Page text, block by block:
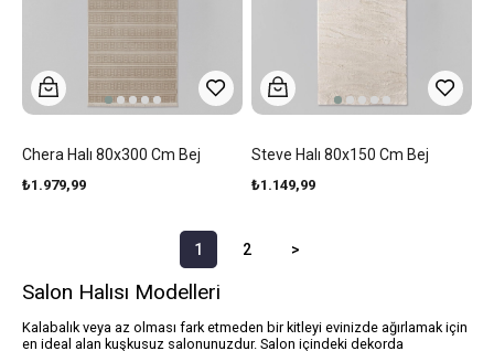
Chera Halı 80x300 Cm Bej
₺1.979,99
Steve Halı 80x150 Cm Bej
₺1.149,99
1 2 >
Salon Halısı Modelleri
Kalabalık veya az olması fark etmeden bir kitleyi evinizde ağırlamak için
en ideal alan kuşkusuz salonunuzdur. Salon içindeki dekorda